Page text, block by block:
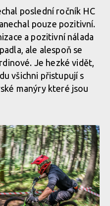
poslední ročník HC
pouze pozitivní.
a pozitivní nálada
ale alespoň se
Je hezké vidět,
všichni přistupují s
manýry které jsou